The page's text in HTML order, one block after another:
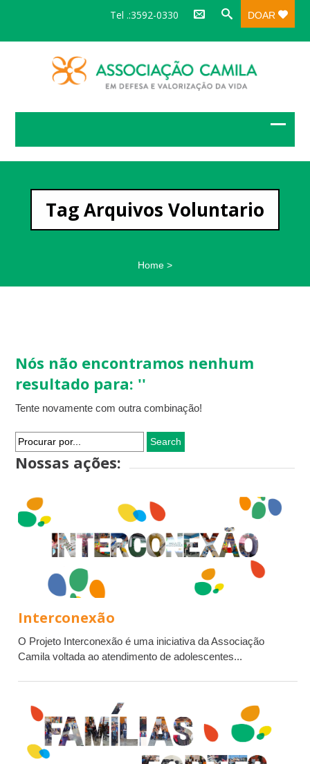
Tel .:3592-0330 DOAR
Tag Arquivos Voluntario
Home>
Nós não encontramos nenhum
resultado para: ''
Tente novamente com outra combinação!
Search
for:
Nossas ações:
Interconexão
O Projeto Interconexão é uma iniciativa da Associação
Camila voltada ao atendimento de adolescentes...